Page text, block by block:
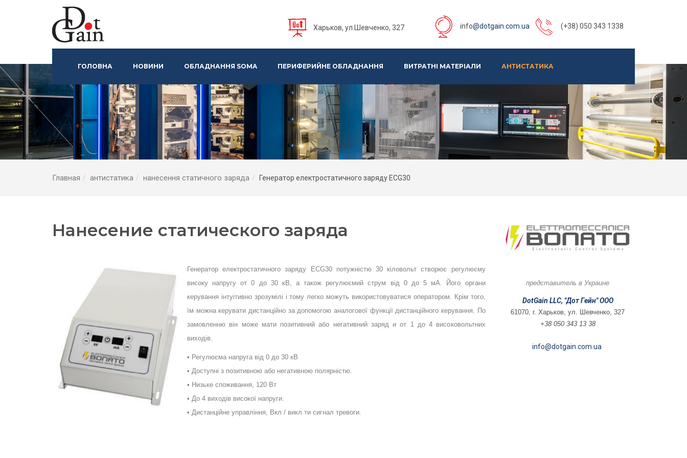
info@dotgain.com.ua (+38) 050 343 1338
Харьков, ул.Шевченко, 327
ГОЛОВНА НОВИНИ ОБЛАДНАННЯ SOMA ПЕРИФЕРИЙНЕ ОБЛАДНАННЯ ВИТРАТНІ МАТЕРІАЛИ АНТИСТАТИКА
Главная антистатика нанесення статичного заряда Генератор електростатичного заряду ECG30
Нанесение статического заряда
Генератор електростатичного заряду ECG30 потужністю 30 кіловольт створює регулюєму
високу напругу от 0 до 30 кВ, а також регулюємий струм від 0 до 5 мА. Його органи
керування інтуітивно зрозумілі і тому легко можуть використовуватися оператором. Крім того,
їм можна керувати дистанційно за допомогою аналогової функції дистанційного керування. По
замовленню він може мати позитивний або негативний заряд и от 1 до 4 високовольтних
виходів.
• Регулюєма напруга від 0 до 30 кВ
• Доступні з позитивною або негативною полярністю.
• Низьке споживання, 120 Вт
• До 4 виходів високої напруги.
• Дистанційне управління, Вкл / викл ти сигнал тревоги.
представитель в Украине
DotGain LLC, "Дот Гейн" ООО
61070, г. Харьков, ул. Шевченко, 327
+38 050 343 13 38
info@dotgain.com.ua